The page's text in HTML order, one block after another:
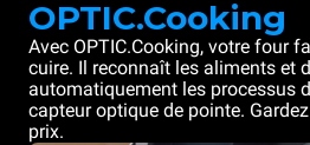
OPTIC.Cooking
Avec OPTIC.Cooking, votre four
cuire. Il reconnaît les aliments et
automatiquement les processus
capteur optique de pointe.
prix.